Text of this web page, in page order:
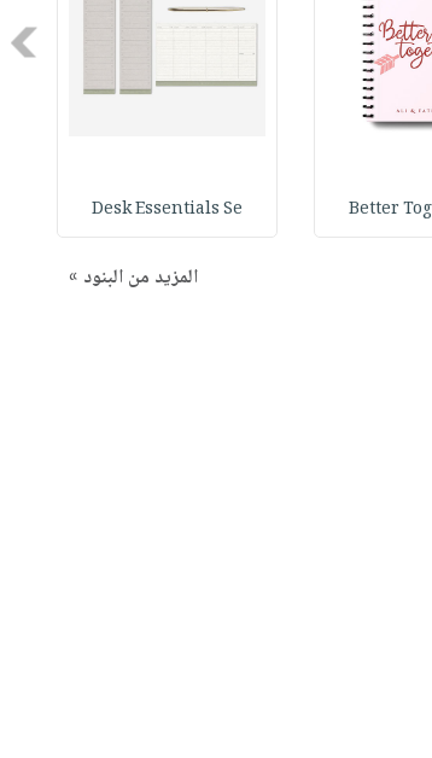
Better
Desk Essentials Se
المزيد من البنود »